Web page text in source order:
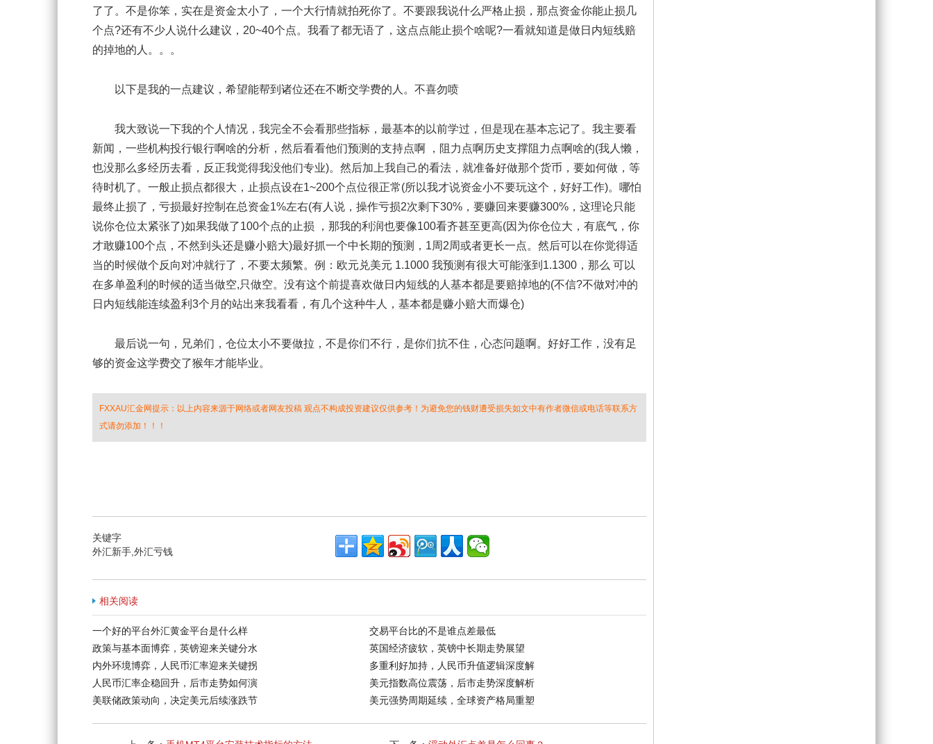
了了。不是你笨，实在是资金太小了，一个大行情就拍死你了。不要跟我说什么严格止损，那点资金你能止损几
个点?还有不少人说什么建议，20~40个点。我看了都无语了，这点点能止损个啥呢?一看就知道是做日内短线赔
的掉地的人。。。
以下是我的一点建议，希望能帮到诸位还在不断交学费的人。不喜勿喷
我大致说一下我的个人情况，我完全不会看那些指标，最基本的以前学过，但是现在基本忘记了。我主要看
新闻，一些机构投行银行啊啥的分析，然后看看他们预测的支持点啊 ，阻力点啊历史支撑阻力点啊啥的(我人懒，
也没那么多经历去看，反正我觉得我没他们专业)。然后加上我自己的看法，就准备好做那个货币，要如何做，等
待时机了。一般止损点都很大，止损点设在1~200个点位很正常(所以我才说资金小不要玩这个，好好工作)。哪怕
最终止损了，亏损最好控制在总资金1%左右(有人说，操作亏损2次剩下30%，要赚回来要赚300%，这理论只能
说你仓位太紧张了)如果我做了100个点的止损 ，那我的利润也要像100看齐甚至更高(因为你仓位大，有底气，你
才敢赚100个点，不然到头还是赚小赔大)最好抓一个中长期的预测，1周2周或者更长一点。然后可以在你觉得适
当的时候做个反向对冲就行了，不要太频繁。例：欧元兑美元 1.1000 我预测有很大可能涨到1.1300，那么 可以
在多单盈利的时候的适当做空,只做空。没有这个前提喜欢做日内短线的人基本都是要赔掉地的(不信?不做对冲的
日内短线能连续盈利3个月的站出来我看看，有几个这种牛人，基本都是赚小赔大而爆仓)
最后说一句，兄弟们，仓位太小不要做拉，不是你们不行，是你们抗不住，心态问题啊。好好工作，没有足
够的资金这学费交了猴年才能毕业。
FXXAU汇金网提示：以上内容来源于网络或者网友投稿 观点不构成投资建议仅供参考！为避免您的钱财遭受损失如文中有作者微信或电话等联系方
式请勿添加！！！
关键字
外汇新手,外汇亏钱
相关阅读
一个好的平台外汇黄金平台是什么样
交易平台比的不是谁点差最低
政策与基本面博弈，英镑迎来关键分水
英国经济疲软，英镑中长期走势展望
内外环境博弈，人民币汇率迎来关键拐
多重利好加持，人民币升值逻辑深度解
人民币汇率企稳回升，后市走势如何演
美元指数高位震荡，后市走势深度解析
美联储政策动向，决定美元后续涨跌节
美元强势周期延续，全球资产格局重塑